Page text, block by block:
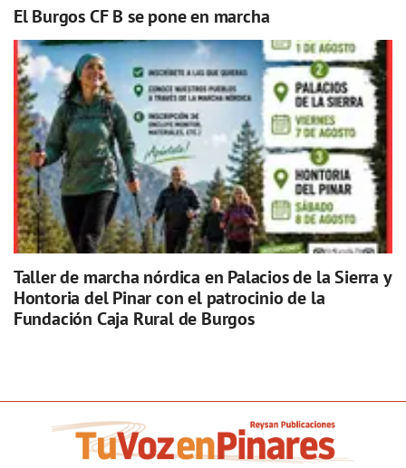
El Burgos CF B se pone en marcha
Taller de marcha nórdica en Palacios de la Sierra y
Hontoria del Pinar con el patrocinio de la
Fundación Caja Rural de Burgos